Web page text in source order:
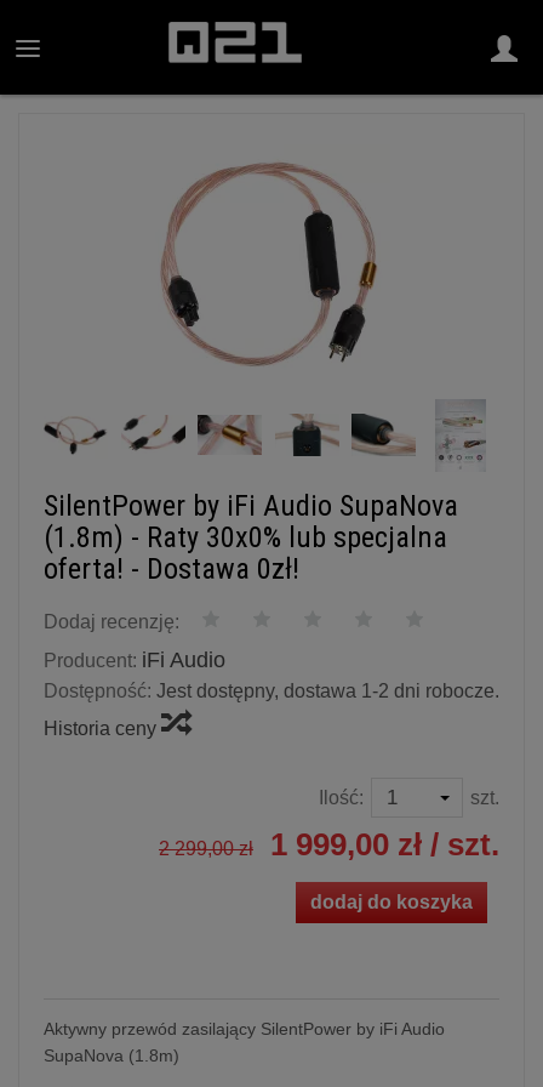
SilentPower by iFi Audio SupaNova
(1.8m) - Raty 30x0% lub specjalna
oferta! - Dostawa 0zł!
Dodaj recenzję:
Producent: iFi Audio
Dostępność: Jest dostępny, dostawa 1-2 dni robocze.
Historia ceny
Ilość: szt.
2 299,00 zł 1 999,00 zł / szt.
dodaj do koszyka
Aktywny przewód zasilający SilentPower by iFi Audio
SupaNova (1.8m)